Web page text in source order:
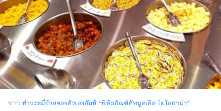
จาก: ทำบะหมี่ถ้วยของตัวเองกันที่ “พิพิธภัณฑ์คัพนูดเดิล โยโกฮาม่า”